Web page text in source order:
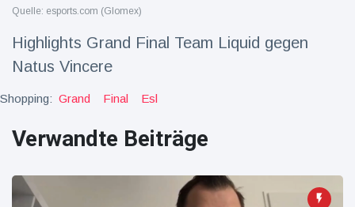
Lifestyle
(30318)
Gesundheit & Fitness
Neueste
Quelle: esports.com (Glomex)
Highlights Grand Final Team Liquid gegen
Natus Vincere
Shopping: Grand Final Esl
Verwandte Beiträge